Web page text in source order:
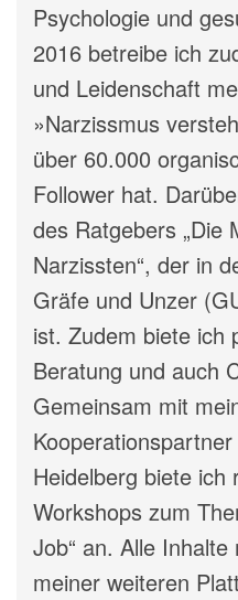
Psychologie und
2016 betreibe ich
und Leidenschaft
»Narzissmus
über 60.000
Follower hat.
des Ratgebers „Die
Narzissten“, der in
Gräfe und Unzer
ist. Zudem biete ich
Beratung und auch
Gemeinsam mit
Heidelberg biete ich
Workshops zum
Job“ an. Alle
meiner weiteren